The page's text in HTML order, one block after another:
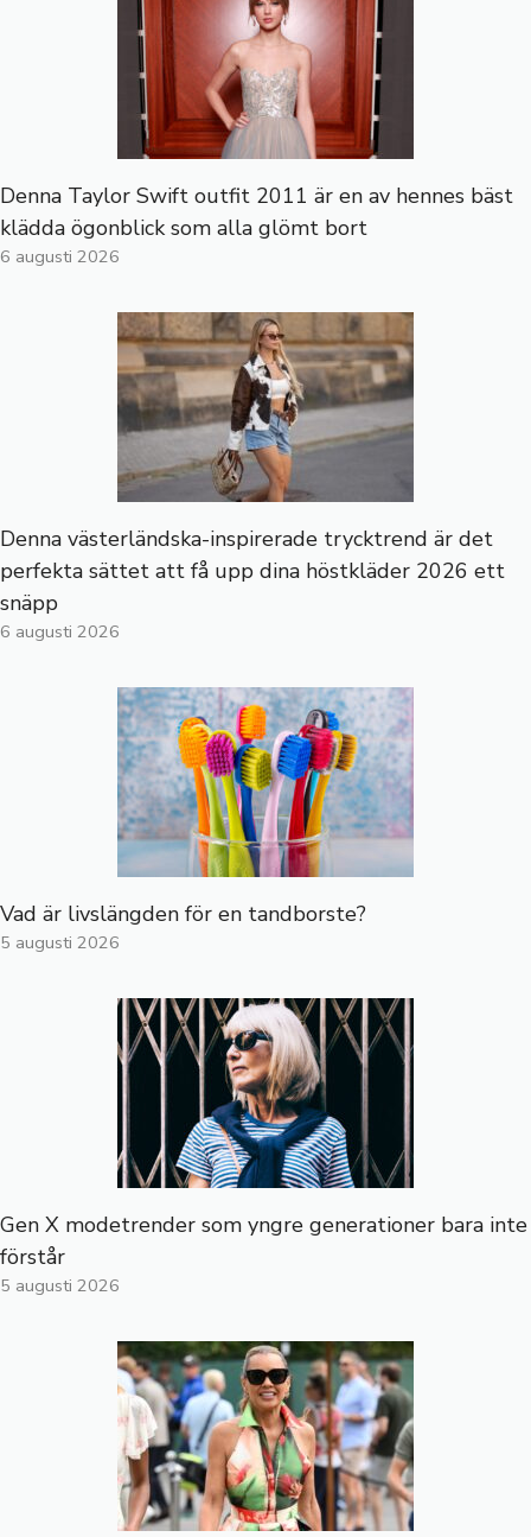
Denna Taylor Swift outfit 2011 är en av hennes bäst
klädda ögonblick som alla glömt bort
6 augusti 2026
Denna västerländska-inspirerade trycktrend är det
perfekta sättet att få upp dina höstkläder 2026 ett
snäpp
6 augusti 2026
Vad är livslängden för en tandborste?
5 augusti 2026
Gen X modetrender som yngre generationer bara inte
förstår
5 augusti 2026